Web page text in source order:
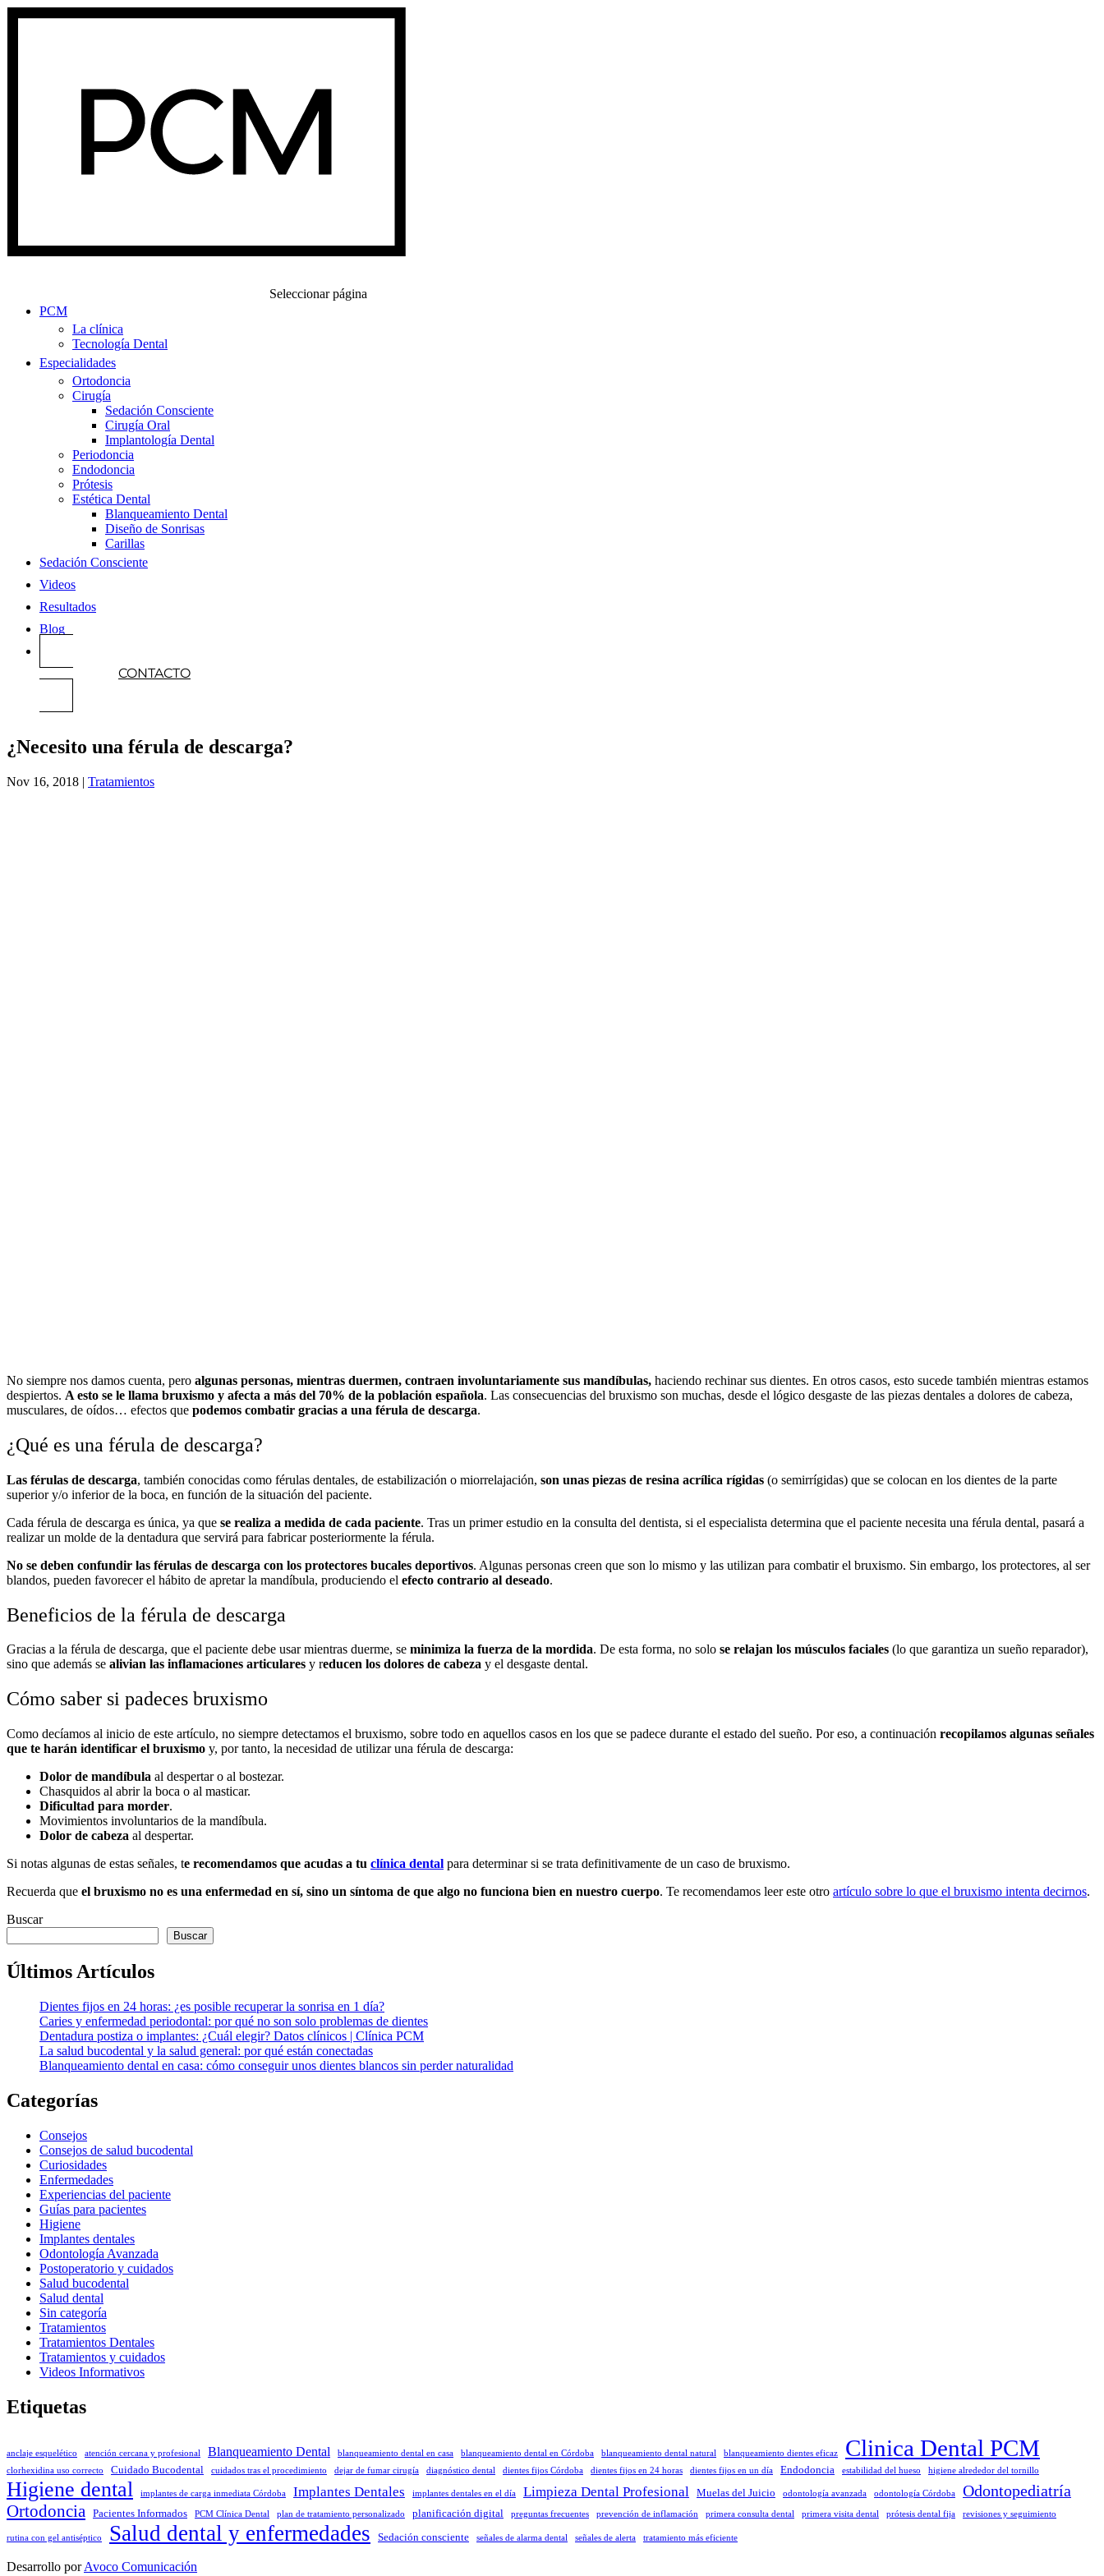
PCM
La clínica
Tecnología Dental
Especialidades
Ortodoncia
Cirugía
Sedación Consciente
Cirugía Oral
Implantología Dental
Periodoncia
Endodoncia
Prótesis
Estética Dental
Blanqueamiento Dental
Diseño de Sonrisas
Carillas
Sedación Consciente
Videos
Resultados
Blog
CONTACTO
Seleccionar página
¿Necesito una férula de descarga?
Nov 16, 2018 | Tratamientos
No siempre nos damos cuenta, pero algunas personas, mientras duermen, contraen involuntariamente sus mandíbulas, haciendo rechinar sus dientes. En otros casos, esto sucede también mientras estamos
despiertos. A esto se le llama bruxismo y afecta a más del 70% de la población española. Las consecuencias del bruxismo son muchas, desde el lógico desgaste de las piezas dentales a dolores de cabeza,
musculares, de oídos… efectos que podemos combatir gracias a una férula de descarga.
¿Qué es una férula de descarga?
Las férulas de descarga, también conocidas como férulas dentales, de estabilización o miorrelajación, son unas piezas de resina acrílica rígidas (o semirrígidas) que se colocan en los dientes de la parte
superior y/o inferior de la boca, en función de la situación del paciente.
Cada férula de descarga es única, ya que se realiza a medida de cada paciente. Tras un primer estudio en la consulta del dentista, si el especialista determina que el paciente necesita una férula dental, pasará a
realizar un molde de la dentadura que servirá para fabricar posteriormente la férula.
No se deben confundir las férulas de descarga con los protectores bucales deportivos. Algunas personas creen que son lo mismo y las utilizan para combatir el bruxismo. Sin embargo, los protectores, al ser
blandos, pueden favorecer el hábito de apretar la mandíbula, produciendo el efecto contrario al deseado.
Beneficios de la férula de descarga
Gracias a la férula de descarga, que el paciente debe usar mientras duerme, se minimiza la fuerza de la mordida. De esta forma, no solo se relajan los músculos faciales (lo que garantiza un sueño reparador),
sino que además se alivian las inflamaciones articulares y reducen los dolores de cabeza y el desgaste dental.
Cómo saber si padeces bruxismo
Como decíamos al inicio de este artículo, no siempre detectamos el bruxismo, sobre todo en aquellos casos en los que se padece durante el estado del sueño. Por eso, a continuación recopilamos algunas señales
que te harán identificar el bruxismo y, por tanto, la necesidad de utilizar una férula de descarga:
Dolor de mandíbula al despertar o al bostezar.
Chasquidos al abrir la boca o al masticar.
Dificultad para morder.
Movimientos involuntarios de la mandíbula.
Dolor de cabeza al despertar.
Si notas algunas de estas señales, te recomendamos que acudas a tu clínica dental para determinar si se trata definitivamente de un caso de bruxismo.
Recuerda que el bruxismo no es una enfermedad en sí, sino un síntoma de que algo no funciona bien en nuestro cuerpo. Te recomendamos leer este otro artículo sobre lo que el bruxismo intenta decirnos.
Buscar
Buscar
Últimos Artículos
Dientes fijos en 24 horas: ¿es posible recuperar la sonrisa en 1 día?
Caries y enfermedad periodontal: por qué no son solo problemas de dientes
Dentadura postiza o implantes: ¿Cuál elegir? Datos clínicos | Clínica PCM
La salud bucodental y la salud general: por qué están conectadas
Blanqueamiento dental en casa: cómo conseguir unos dientes blancos sin perder naturalidad
Categorías
Consejos
Consejos de salud bucodental
Curiosidades
Enfermedades
Experiencias del paciente
Guías para pacientes
Higiene
Implantes dentales
Odontología Avanzada
Postoperatorio y cuidados
Salud bucodental
Salud dental
Sin categoría
Tratamientos
Tratamientos Dentales
Tratamientos y cuidados
Videos Informativos
Etiquetas
anclaje esquelético atención cercana y profesional Blanqueamiento Dental blanqueamiento dental en casa blanqueamiento dental en Córdoba blanqueamiento dental natural blanqueamiento dientes eficaz Clinica Dental PCM
clorhexidina uso correcto Cuidado Bucodental cuidados tras el procedimiento dejar de fumar cirugía diagnóstico dental dientes fijos Córdoba dientes fijos en 24 horas dientes fijos en un día Endodoncia estabilidad del hueso higiene alrededor del tornillo
Higiene dental implantes de carga inmediata Córdoba Implantes Dentales implantes dentales en el día Limpieza Dental Profesional Muelas del Juicio odontología avanzada odontología Córdoba
Odontopediatría
Ortodoncia
Pacientes Informados PCM Clínica Dental plan de tratamiento personalizado planificación digital preguntas frecuentes prevención de inflamación primera consulta dental primera visita dental prótesis dental fija revisiones y seguimiento
rutina con gel antiséptico Salud dental y enfermedades Sedación consciente señales de alarma dental señales de alerta tratamiento más eficiente
Desarrollo porAvoco Comunicación